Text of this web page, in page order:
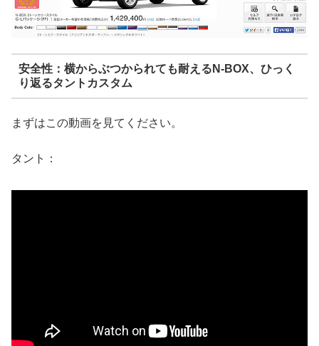
安全性：横からぶつかられても耐えるN-BOX、ひっく
り返るタントカスタム
まずはこの動画を見てください。
タント：